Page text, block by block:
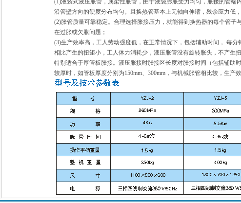
(1)液袋式液压胀管，属柔性胀管，由于液袋膨胀受力均匀，胀接的管端
沿管壁方向的硬度分布均匀。且换热管基本上无轴向伸缩，残余应力低
(2)胀管质量可靠稳定。合理选择胀接压力，就能得到换热器的每个管子
在过胀或欠胀问题；
(3)生产效率高，工人劳动强度低，在正常情况下，包括辅助时间， 每分
相比产生的扭矩小，工人体力消耗少，液压胀管没有旋转胀头，不产生
特别适合于厚管板胀接。液压胀接时胀接区长度对胀接时间（包括辅助
较厚时，如管板厚度分别为150mm、300mm，与机械胀管相比较，生产